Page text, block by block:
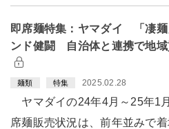
即席麺特集：ヤマダイ 「凄麺
ンド健闘 自治体と連携で地域
麺類 特集 2025.02.28
ヤマダイの24年4月～25年1
席麺販売状況は、前年並みで着